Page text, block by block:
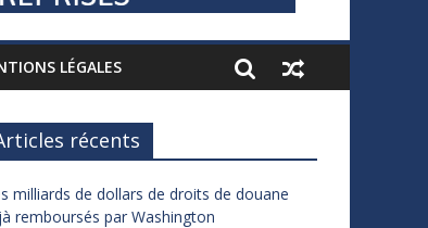
LÉGALES
récents
milliards de dollars de droits de douane
remboursés par Washington